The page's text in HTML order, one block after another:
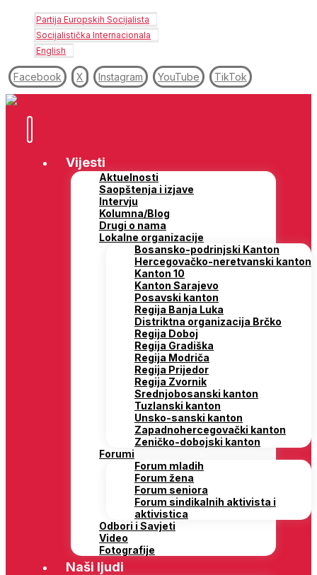
Partija Europskih Socijalista
Socijalistička Internacionala
English
Facebook X Instagram YouTube TikTok
Vijesti
Aktuelnosti
Saopštenja i izjave
Intervju
Kolumna/Blog
Drugi o nama
Lokalne organizacije
Bosansko-podrinjski Kanton
Hercegovačko-neretvanski kanton
Kanton 10
Kanton Sarajevo
Posavski kanton
Regija Banja Luka
Distriktna organizacija Brčko
Regija Doboj
Regija Gradiška
Regija Modriča
Regija Prijedor
Regija Zvornik
Srednjobosanski kanton
Tuzlanski kanton
Unsko-sanski kanton
Zapadnohercegovački kanton
Zeničko-dobojski kanton
Forumi
Forum mladih
Forum žena
Forum seniora
Forum sindikalnih aktivista i
aktivistica
Odbori i Savjeti
Video
Fotografije
Naši ljudi